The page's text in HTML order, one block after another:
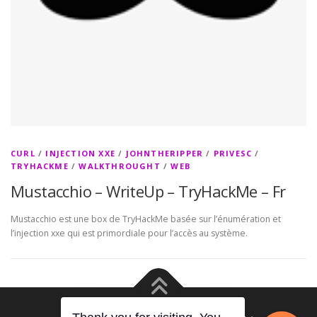
CURL / INJECTION XXE / JOHNTHERIPPER / PRIVESC /
TRYHACKME /WALKTHROUGHT /WEB
Mustacchio – WriteUp – TryHackMe – Fr
Mustacchio est une box de TryHackMe basée sur l’énumération et
l’injection xxe qui est primordiale pour l’accès au système.